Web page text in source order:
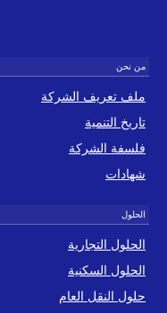
ملف تعريف الشركة
تاريخ التنمية
فلسفة الشركة
شهادات
الحلول التجارية
الحلول السكنية
حلول النقل العام